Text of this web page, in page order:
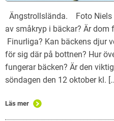
Ängstrollslända. Foto Niels
av småkryp i bäckar? Är
Finurliga? Kan bäckens djur
för sig där på bottnen? Hur
fungerar bäcken? Är den
söndagen den 12 oktober kl.
Läs mer